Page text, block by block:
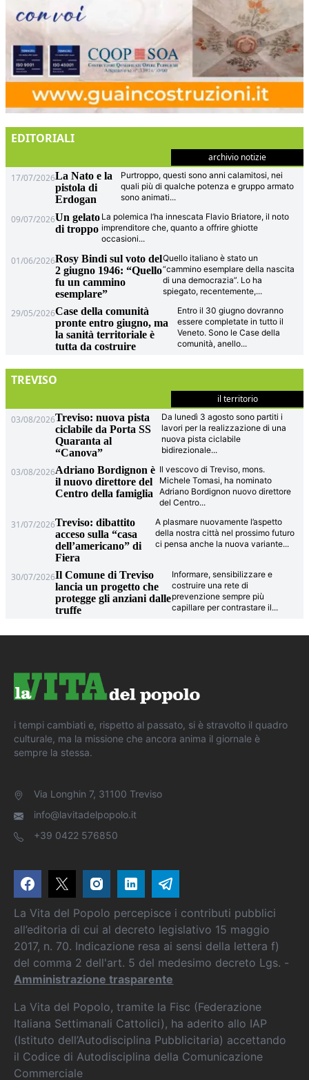
EDITORIALI
archivio notizie
17/07/2026La Nato e la
pistola di
Erdogan
Purtroppo, questi sono anni calamitosi, nei
quali più di qualche potenza e gruppo armato
sono animati...
09/07/2026Un gelato
di troppo
La polemica l’ha innescata Flavio Briatore, il noto
imprenditore che, quanto a offrire ghiotte
occasioni...
01/06/2026Rosy Bindi sul voto del
2 giugno 1946: “Quello
fu un cammino
esemplare”
Quello italiano è stato un
“cammino esemplare della nascita
di una democrazia”. Lo ha
spiegato, recentemente,...
29/05/2026Case della comunità
pronte entro giugno, ma
la sanità territoriale è
tutta da costruire
Entro il 30 giugno dovranno
essere completate in tutto il
Veneto. Sono le Case della
comunità, anello...
TREVISO
il territorio
03/08/2026Treviso: nuova pista
ciclabile da Porta SS
Quaranta al
“Canova”
Da lunedì 3 agosto sono partiti i
lavori per la realizzazione di una
nuova pista ciclabile
bidirezionale...
03/08/2026Adriano Bordignon è
il nuovo direttore del
Centro della famiglia
Il vescovo di Treviso, mons.
Michele Tomasi, ha nominato
Adriano Bordignon nuovo direttore
del Centro...
31/07/2026Treviso: dibattito
acceso sulla “casa
dell’americano” di
Fiera
A plasmare nuovamente l’aspetto
della nostra città nel prossimo futuro
ci pensa anche la nuova variante...
30/07/2026Il Comune di Treviso
lancia un progetto che
protegge gli anziani dalle
truffe
Informare, sensibilizzare e
costruire una rete di
prevenzione sempre più
capillare per contrastare il...
i tempi cambiati e, rispetto al passato, si è stravolto il quadro
culturale, ma la missione che ancora anima il giornale è
sempre la stessa.
Via Longhin 7, 31100 Treviso
info@lavitadelpopolo.it
+39 0422 576850
La Vita del Popolo percepisce i contributi pubblici
all’editoria di cui al decreto legislativo 15 maggio
2017, n. 70. Indicazione resa ai sensi della lettera f)
del comma 2 dell'art. 5 del medesimo decreto Lgs. -
Amministrazione trasparente
La Vita del Popolo, tramite la Fisc (Federazione
Italiana Settimanali Cattolici), ha aderito allo IAP
(Istituto dell’Autodisciplina Pubblicitaria) accettando
il Codice di Autodisciplina della Comunicazione
Commerciale